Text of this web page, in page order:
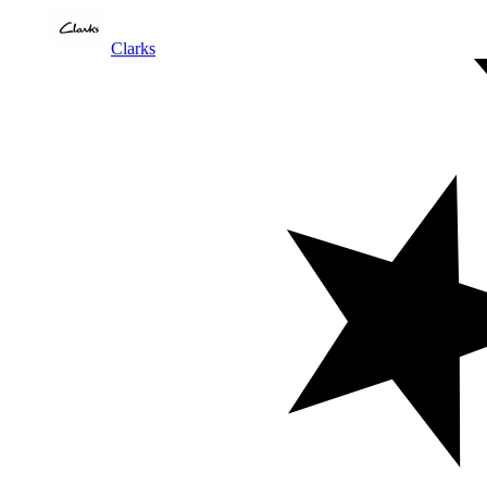
Clarks